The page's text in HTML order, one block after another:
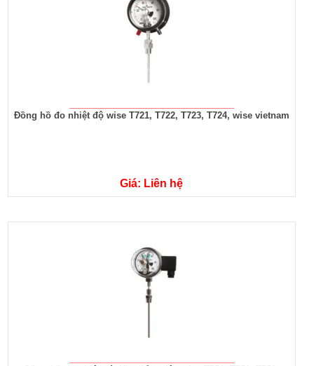
Đồng hồ đo nhiệt độ wise T721, T722, T723, T724, wise vietnam
Giá: Liên hệ